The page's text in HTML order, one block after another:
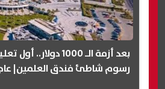
بعد أزمة الـ 1000
رسوم شاطئ فندق العلمين|